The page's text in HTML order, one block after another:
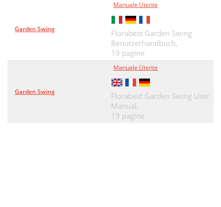
Garden Swing
Manuale Utente
Florabest Garden Swing
Benutzerhandbuch,
19 pagine
Garden Swing
Manuale Utente
Florabest Garden Swing User
Manual,
19 pagine